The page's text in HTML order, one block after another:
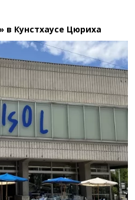
в Кунстхаусе Цюриха